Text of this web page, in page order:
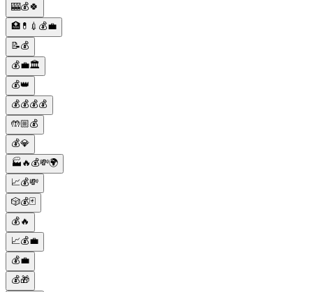
🎰💰🍀
🏥💊💉💰💼
📝💰
💰💼🏛️
💰👑
💰💰💰💰
🤲🏼💰
💰💎
🏭🔥💰💸🌍
📈💰💸
🎲💰🃏
💰🔥
📈💰💼
💰💼
💰🎁